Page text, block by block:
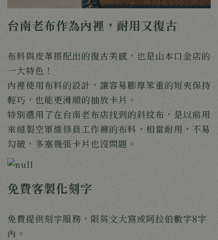
台南老布作為內裡，耐用又復古
布料與皮革搭配出的復古美感，也是山本口金店的
一大特色！
內裡使用布料的設計，讓容易膨厚笨重的短夾保持
輕巧，也能更滑順的抽放卡片。
特別選用了在台南老布店找到的斜紋布，是以前用
來縫製空軍維修員工作褲的布料，相當耐用，不易
勾破，多塞幾張卡片也沒問題。
免費客製化刻字
免費提供刻字服務，限英文大寫或阿拉伯數字8字
內。